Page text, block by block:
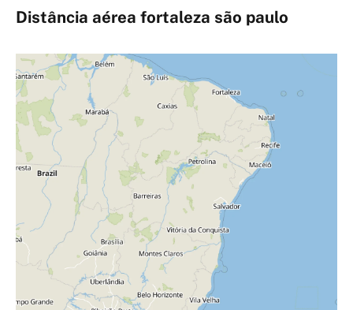
Distância aérea fortaleza são paulo